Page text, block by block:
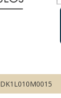
DK1L010M0015